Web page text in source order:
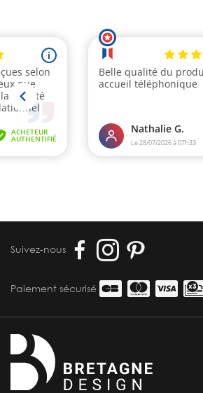
Suivez-nous
Paiement sécurisé